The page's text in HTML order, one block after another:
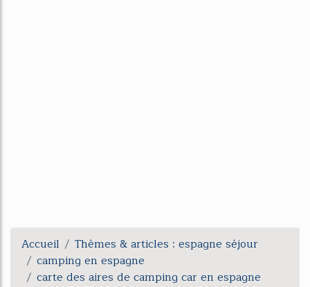
Accueil
Thèmes & articles : espagne séjour
camping en espagne
carte des aires de camping car en espagne